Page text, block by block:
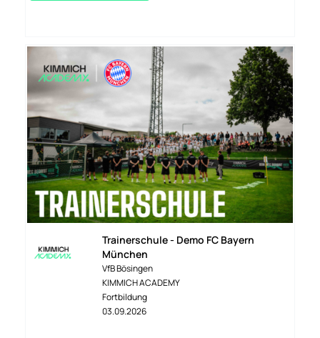
Trainerschule - Demo FC Bayern
München
VfB Bösingen
KIMMICH ACADEMY
Fortbildung
03.09.2026